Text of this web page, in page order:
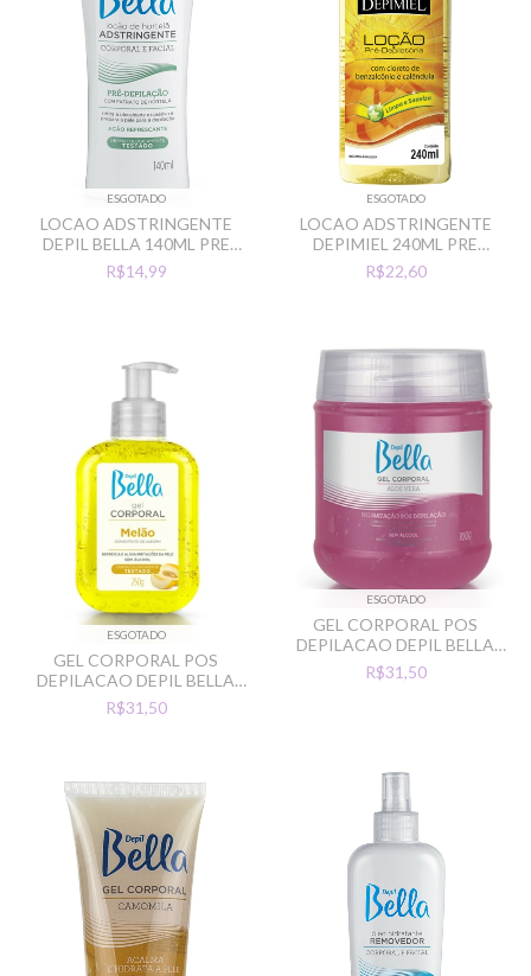
ESGOTADO
LOCAO ADSTRINGENTE
DEPIL BELLA 140ML PRE
DEPILACAO
R$14,99
ESGOTADO
LOCAO ADSTRINGENTE
DEPIMIEL 240ML PRE
DEPILACAO
R$22,60
ESGOTADO
GEL CORPORAL POS
DEPILACAO DEPIL BELLA
MELAO 250G
R$31,50
ESGOTADO
GEL CORPORAL POS
DEPILACAO DEPIL BELLA
700G ALOE VERA
R$31,50